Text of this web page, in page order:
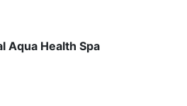
Aqua Health Spa